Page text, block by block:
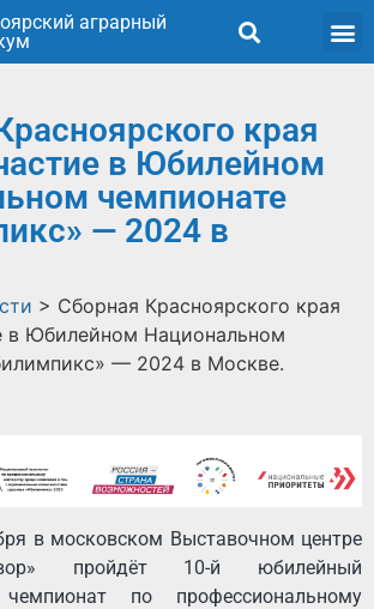
аграрный
края
в Юбилейном
чемпионате
— 2024 в
> Сборная Красноярского края
в Юбилейном Национальном
— 2024 в Москве.
в московском Выставочном центре
пройдёт 10-й юбилейный
по профессиональному